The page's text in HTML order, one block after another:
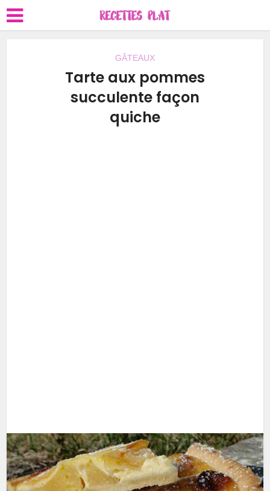
GÂTEAUX
Tarte aux pommes
succulente façon
quiche